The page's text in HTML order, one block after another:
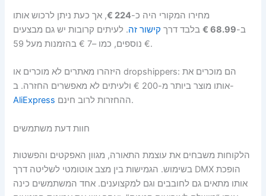
מחירו המקורי היה כ-224 €
, אך כעת ניתן לרכוש אותו
ב-68.99 € בלבד דרך קישור זה. לעיתים קרובות יש גם מבצעים
נוספים, כמו –7 € בהזמנות מעל 59 €.
היזהרו מאתרים לא מוכרים או dropshippers: הם מוכרים את
אותו מוצר ביותר מ-200 € ולעיתים לא מאפשרים החזרה. ב-
AliExpress
ההחזרות לרוב חינם.
חוות דעת משתמשים
הלקוחות משבחים את עוצמת התאורה, מגוון האפקטים והפשטות
בשימוש. הגמישות בין מצב אוטומטי לשליטה דרך DMX הופכת
אותו מתאים גם לחובבים וגם למקצוענים. אחד המשתמשים כינה